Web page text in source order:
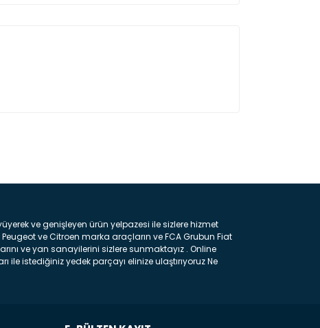
ve genişleyen ürün yelpazesi ile sizlere hizmet
ve Citroen marka araçların ve FCA Grubun Fiat
ve yan sanayilerini sizlere sunmaktayız . Online
istediğiniz yedek parçayı elinize ulaştırıyoruz Ne
olan kaporta aksam parçasıdır. Çamurluk :
ana elemanıdır . Hangi Araçlara Yedek Parça